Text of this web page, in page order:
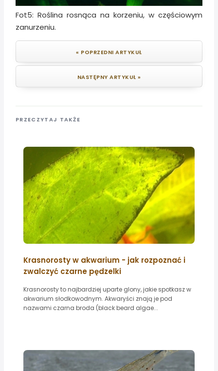
Fot5: Roślina rosnąca na korzeniu, w częściowym
zanurzeniu.
« POPRZEDNI ARTYKUŁ
NASTĘPNY ARTYKUŁ »
PRZECZYTAJ TAKŻE
Krasnorosty w akwarium - jak rozpoznać i
zwalczyć czarne pędzelki
Krasnorosty to najbardziej uparte glony, jakie spotkasz w
akwarium słodkowodnym. Akwaryści znają je pod
nazwami czarna broda (black beard algae...